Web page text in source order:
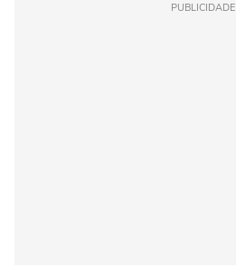
PUBLICIDADE